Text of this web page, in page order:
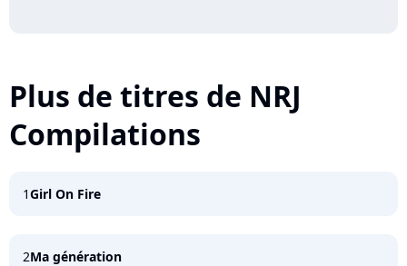
Plus de titres de NRJ
Compilations
1Girl On Fire
2Ma génération